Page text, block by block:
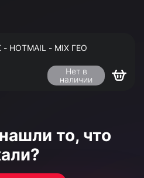
HOTMAIL - MIX ГЕО
Нет в
наличии
то, что